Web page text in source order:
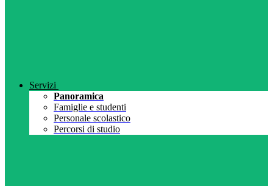
Servizi
Panoramica
Famiglie e studenti
Personale scolastico
Percorsi di studio